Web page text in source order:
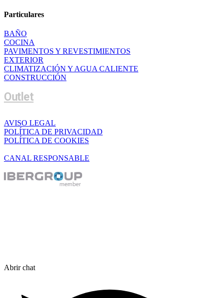
Particulares
BAÑO
COCINA
PAVIMENTOS Y REVESTIMIENTOS
EXTERIOR
CLIMATIZACIÓN Y AGUA CALIENTE
CONSTRUCCIÓN
Outlet
AVISO LEGAL
POLÍTICA DE PRIVACIDAD
POLÍTICA DE COOKIES
CANAL RESPONSABLE
Abrir chat